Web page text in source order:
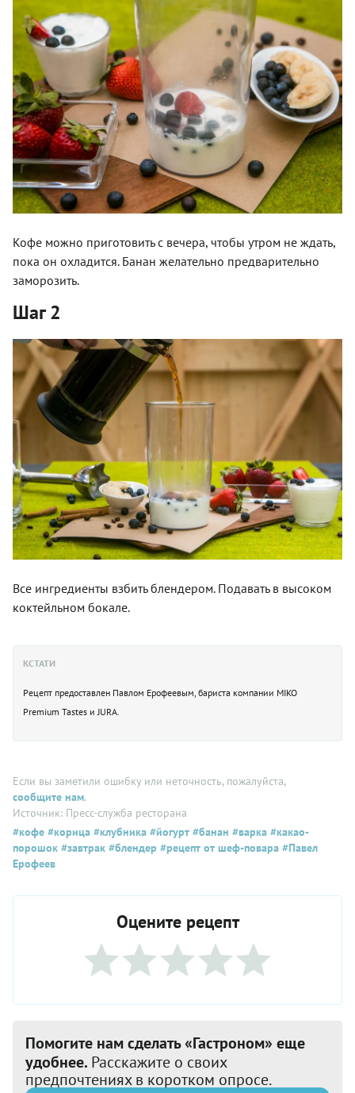
Кофе можно приготовить с вечера, чтобы утром не ждать,
пока он охладится. Банан желательно предварительно
заморозить.
Шаг 2
Все ингредиенты взбить блендером. Подавать в высоком
коктейльном бокале.
КСТАТИ
Рецепт предоставлен Павлом Ерофеевым, бариста компании MIKO
Premium Tastes и JURA.
Если вы заметили ошибку или неточность, пожалуйста,
сообщите нам.
Источник: Пресс-служба ресторана
#кофе #корица #клубника #йогурт #банан #варка #какао-
порошок #завтрак #блендер #рецепт от шеф-повара #Павел
Ерофеев
Оцените рецепт
Помогите нам сделать «Гастроном» еще
удобнее. Расскажите о своих
предпочтениях в коротком опросе.